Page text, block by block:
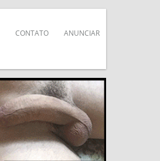
CONTATO ANUNCIAR